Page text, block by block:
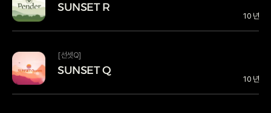
SUNSET R
SUNSET R SUNSET R
10 년
[선셋Q]
SUNSET Q
SUNSET Q
SUNSET Q SUNSET Q
10 년